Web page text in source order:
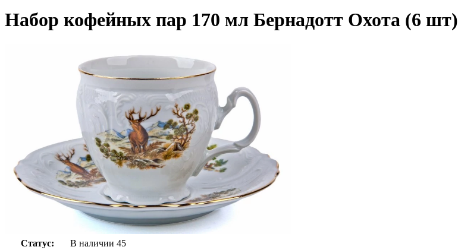
Набор кофейных пар 170 мл Бернадотт Охота (6 шт)
Статус: В наличии 45